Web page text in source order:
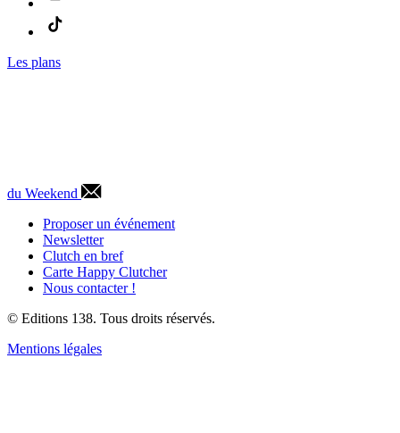
Les plans
du Weekend
Proposer un événement
Newsletter
Clutch en bref
Carte Happy Clutcher
Nous contacter !
© Editions 138. Tous droits réservés.
Mentions légales